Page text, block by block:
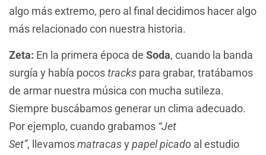
algo más extremo, pero al final decidimos hacer algo
más relacionado con nuestra historia.
Zeta: En la primera época de Soda, cuando la banda
surgía y había pocostracks para grabar, tratábamos
de armar nuestra música con mucha sutileza.
Siempre buscábamos generar un clima adecuado.
Por ejemplo, cuando grabamos “Jet
Set”, llevamosmatracasypapel picado al estudio